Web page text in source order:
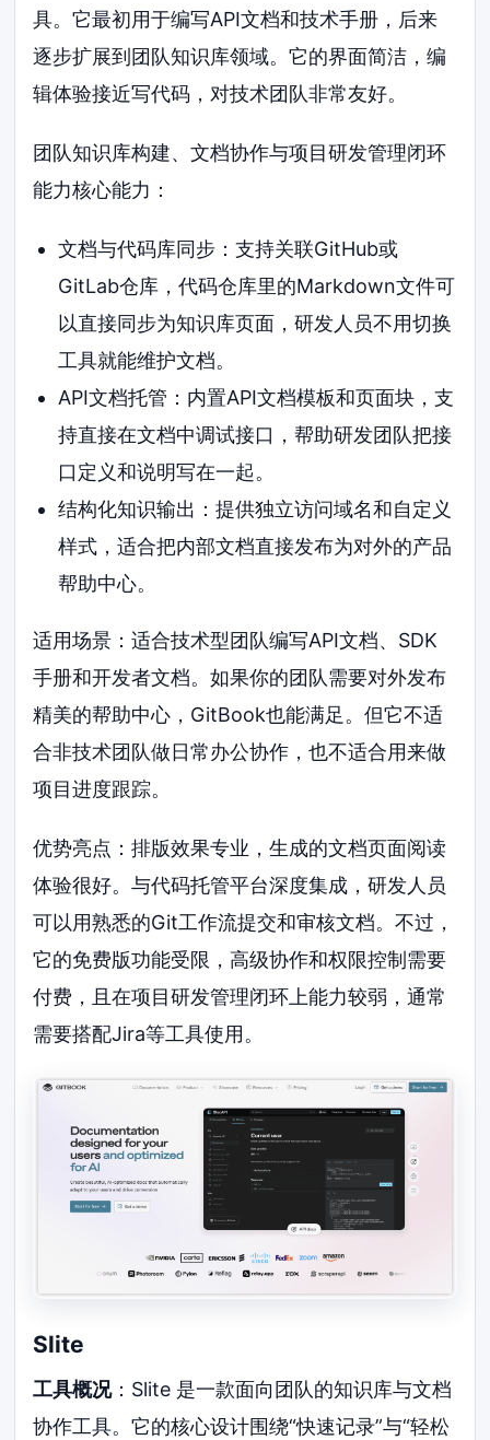
具。它最初用于编写API文档和技术手册，后来
逐步扩展到团队知识库领域。它的界面简洁，编
辑体验接近写代码，对技术团队非常友好。
团队知识库构建、文档协作与项目研发管理闭环
能力核心能力：
文档与代码库同步：支持关联GitHub或
GitLab仓库，代码仓库里的Markdown文件可
以直接同步为知识库页面，研发人员不用切换
工具就能维护文档。
API文档托管：内置API文档模板和页面块，支
持直接在文档中调试接口，帮助研发团队把接
口定义和说明写在一起。
结构化知识输出：提供独立访问域名和自定义
样式，适合把内部文档直接发布为对外的产品
帮助中心。
适用场景：适合技术型团队编写API文档、SDK
手册和开发者文档。如果你的团队需要对外发布
精美的帮助中心，GitBook也能满足。但它不适
合非技术团队做日常办公协作，也不适合用来做
项目进度跟踪。
优势亮点：排版效果专业，生成的文档页面阅读
体验很好。与代码托管平台深度集成，研发人员
可以用熟悉的Git工作流提交和审核文档。不过，
它的免费版功能受限，高级协作和权限控制需要
付费，且在项目研发管理闭环上能力较弱，通常
需要搭配Jira等工具使用。
Slite
工具概况：Slite 是一款面向团队的知识库与文档
协作工具。它的核心设计围绕“快速记录”与“轻松